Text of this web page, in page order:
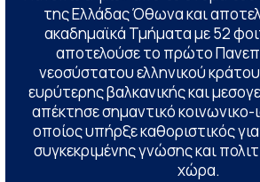
της Ελλάδας Όθωνα και
ακαδημαϊκά Τμήματα με 52
αποτελούσε το πρώτο
νεοσύστατου ελληνικού
ευρύτερης βαλκανικής και
απέκτησε σημαντικό κοινωνικο-
οποίος υπήρξε καθοριστικός
συγκεκριμένης γνώσης και
χώρα.